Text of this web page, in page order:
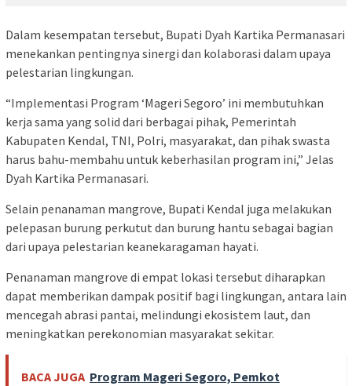
Dalam kesempatan tersebut, Bupati Dyah Kartika Permanasari
menekankan pentingnya sinergi dan kolaborasi dalam upaya
pelestarian lingkungan.
“Implementasi Program ‘Mageri Segoro’ ini membutuhkan
kerja sama yang solid dari berbagai pihak, Pemerintah
Kabupaten Kendal, TNI, Polri, masyarakat, dan pihak swasta
harus bahu-membahu untuk keberhasilan program ini,” Jelas
Dyah Kartika Permanasari.
Selain penanaman mangrove, Bupati Kendal juga melakukan
pelepasan burung perkutut dan burung hantu sebagai bagian
dari upaya pelestarian keanekaragaman hayati.
Penanaman mangrove di empat lokasi tersebut diharapkan
dapat memberikan dampak positif bagi lingkungan, antara lain
mencegah abrasi pantai, melindungi ekosistem laut, dan
meningkatkan perekonomian masyarakat sekitar.
BACA JUGA Program Mageri Segoro, Pemkot